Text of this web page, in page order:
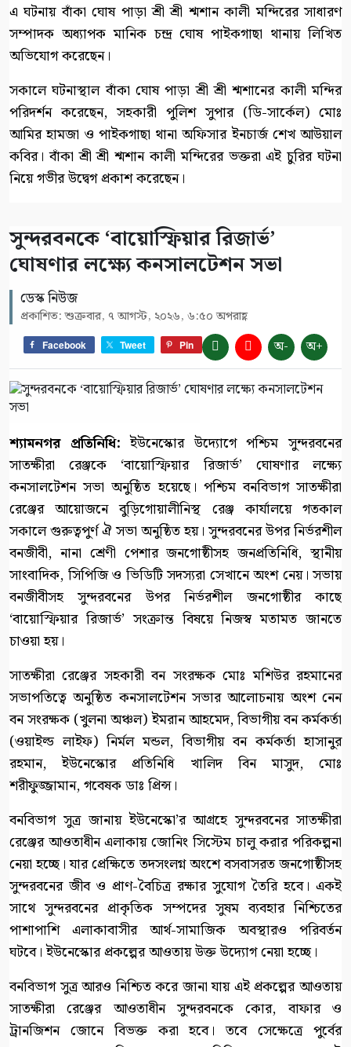
এ ঘটনায় বাঁকা ঘোষ পাড়া শ্রী শ্রী শ্মশান কালী মন্দিরের সাধারণ
সম্পাদক অধ্যাপক মানিক চন্দ্র ঘোষ পাইকগাছা থানায় লিখিত
অভিযোগ করেছেন।
সকালে ঘটনাস্থাল বাঁকা ঘোষ পাড়া শ্রী শ্রী শ্মশানের কালী মন্দির
পরিদর্শন করেছেন, সহকারী পুলিশ সুপার (ডি-সার্কেল) মোঃ
আমির হামজা ও পাইকগাছা থানা অফিসার ইনচার্জ শেখ আউয়াল
কবির। বাঁকা শ্রী শ্রী শ্মশান কালী মন্দিরের ভক্তরা এই চুরির ঘটনা
নিয়ে গভীর উদ্বেগ প্রকাশ করেছেন।
সুন্দরবনকে ‘বায়োস্ফিয়ার রিজার্ভ’
ঘোষণার লক্ষ্যে কনসালটেশন সভা
ডেস্ক নিউজ
প্রকাশিত: শুক্রবার, ৭ আগস্ট, ২০২৬, ৬:৫০ অপরাহ্ণ
Facebook Tweet Pin অ- অ+
শ্যামনগর প্রতিনিধি: ইউনেস্কোর উদ্যোগে পশ্চিম সুন্দরবনের
সাতক্ষীরা রেঞ্জকে ‘বায়োস্ফিয়ার রিজার্ভ’ ঘোষণার লক্ষ্যে
কনসালটেশন সভা অনুষ্ঠিত হয়েছে। পশ্চিম বনবিভাগ সাতক্ষীরা
রেঞ্জের আয়োজনে বুড়িগোয়ালীনিস্থ রেঞ্জ কার্যালয়ে গতকাল
সকালে গুরুত্বপুর্ণ ঐ সভা অনুষ্ঠিত হয়। সুন্দরবনের উপর নির্ভরশীল
বনজীবী, নানা শ্রেণী পেশার জনগোষ্ঠীসহ জনপ্রতিনিধি, স্থানীয়
সাংবাদিক, সিপিজি ও ভিডিটি সদস্যরা সেখানে অংশ নেয়। সভায়
বনজীবীসহ সুন্দরবনের উপর নির্ভরশীল জনগোষ্ঠীর কাছে
‘বায়োস্ফিয়ার রিজার্ভ’ সংক্রান্ত বিষয়ে নিজস্ব মতামত জানতে
চাওয়া হয়।
সাতক্ষীরা রেঞ্জের সহকারী বন সংরক্ষক মোঃ মশিউর রহমানের
সভাপতিত্বে অনুষ্ঠিত কনসালটেশন সভার আলোচনায় অংশ নেন
বন সংরক্ষক (খুলনা অঞ্চল) ইমরান আহমেদ, বিভাগীয় বন কর্মকর্তা
(ওয়াইল্ড লাইফ) নির্মল মন্ডল, বিভাগীয় বন কর্মকর্তা হাসানুর
রহমান, ইউনেস্কোর প্রতিনিধি খালিদ বিন মাসুদ, মোঃ
শরীফুজ্জামান, গবেষক ডাঃ প্রিন্স।
বনবিভাগ সুত্র জানায় ইউনেস্কো’র আগ্রহে সুন্দরবনের সাতক্ষীরা
রেঞ্জের আওতাধীন এলাকায় জোনিং সিস্টেম চালু করার পরিকল্পনা
নেয়া হচ্ছে। যার প্রেক্ষিতে তদসংলগ্ন অংশে বসবাসরত জনগোষ্ঠীসহ
সুন্দরবনের জীব ও প্রাণ-বৈচিত্র রক্ষার সুযোগ তৈরি হবে। একই
সাথে সুন্দরবনের প্রাকৃতিক সম্পদের সুষম ব্যবহার নিশ্চিতের
পাশাপাশি এলাকাবাসীর আর্থ-সামাজিক অবস্থারও পরিবর্তন
ঘটবে। ইউনেস্কোর প্রকল্পের আওতায় উক্ত উদ্যোগ নেয়া হচ্ছে।
বনবিভাগ সুত্র আরও নিশ্চিত করে জানা যায় এই প্রকল্পের আওতায়
সাতক্ষীরা রেঞ্জের আওতাধীন সুন্দরবনকে কোর, বাফার ও
ট্রানজিশন জোনে বিভক্ত করা হবে। তবে সেক্ষেত্রে পুর্বের